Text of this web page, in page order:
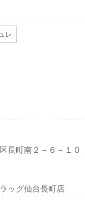
レ
長町南２－６－１０
ッグ仙台長町店